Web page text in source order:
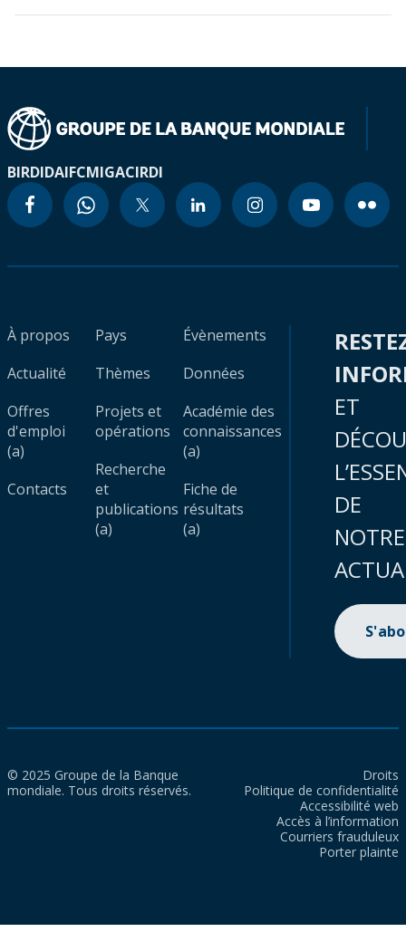
BIRDIDAIFCMIGACIRDI
À propos
Actualité
Offres
d'emploi
(a)
Contacts
Pays
Thèmes
Projets et
opérations
Recherche
et
publications
(a)
Évènements
Données
Académie des
connaissances
(a)
Fiche de
résultats
(a)
ET
DE
NOTRE
© 2025 Groupe de la Banque
mondiale. Tous droits réservés.
Droits
Politique de confidentialité
Accessibilité web
Accès à l’information
Courriers frauduleux
Porter plainte